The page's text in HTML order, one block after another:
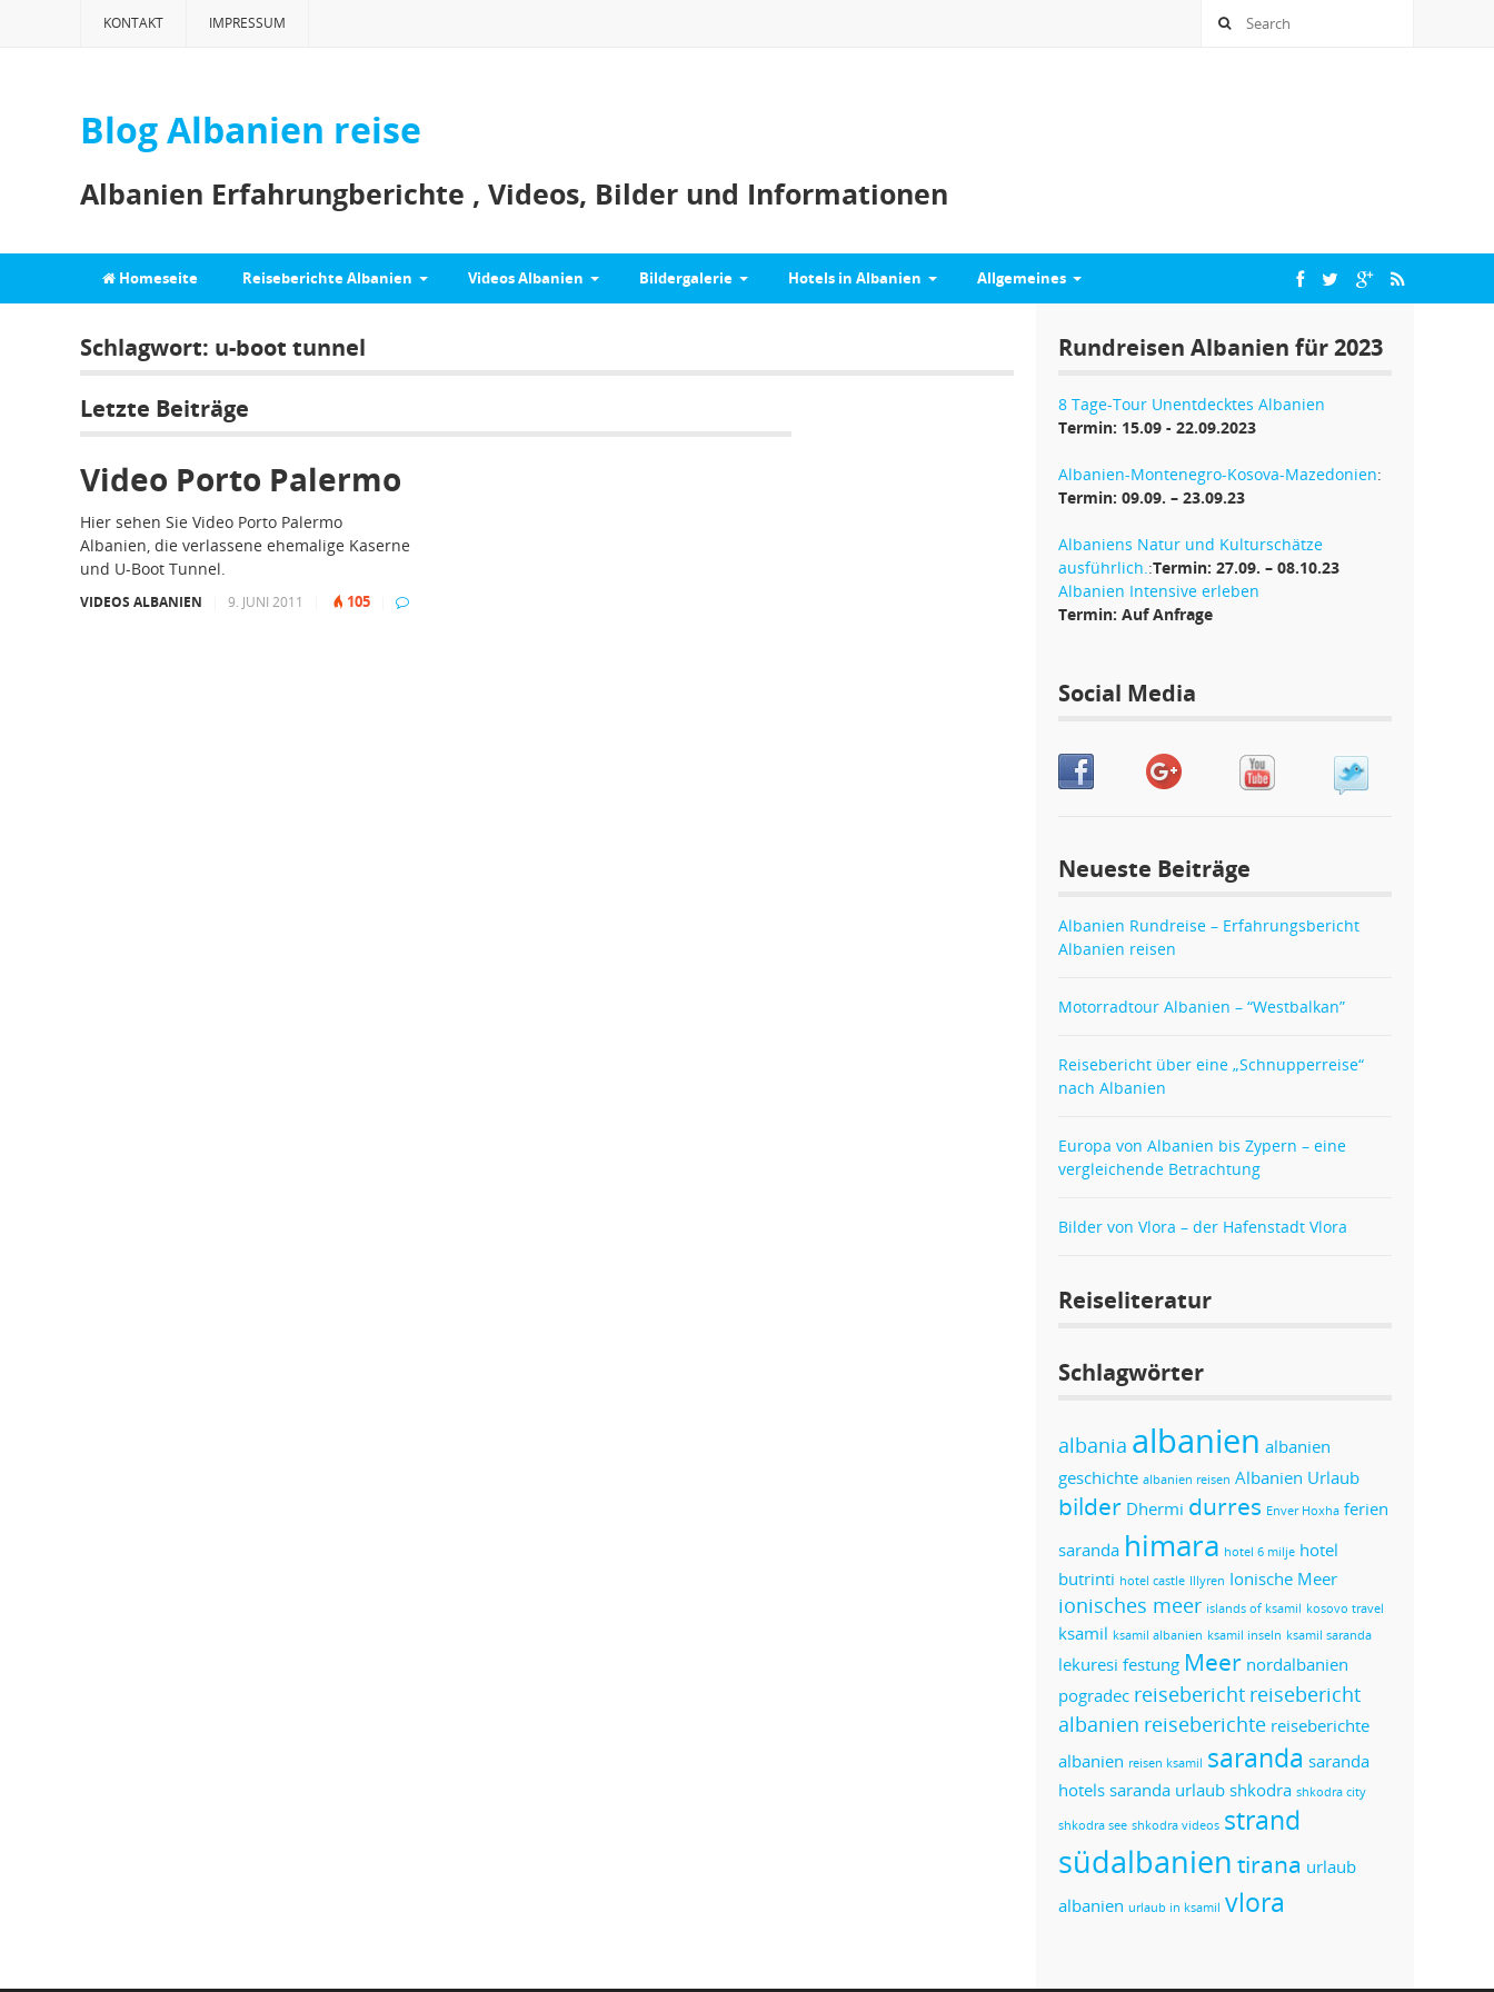
KONTAKT IMPRESSUM
Blog Albanien reise
Albanien Erfahrungberichte , Videos, Bilder und Informationen
Homeseite Reiseberichte Albanien Videos Albanien Bildergalerie Hotels in Albanien Allgemeines
Schlagwort: u-boot tunnel
Letzte Beiträge
Video Porto Palermo
Hier sehen Sie Video Porto Palermo
Albanien, die verlassene ehemalige Kaserne
und U-Boot Tunnel.
VIDEOS ALBANIEN 9. JUNI 2011 105
Rundreisen Albanien für 2023
8 Tage-Tour Unentdecktes Albanien
Termin: 15.09 - 22.09.2023
Albanien-Montenegro-Kosova-Mazedonien:
Termin: 09.09. – 23.09.23
Albaniens Natur und Kulturschätze
ausführlich.:Termin: 27.09. – 08.10.23
Albanien Intensive erleben
Termin: Auf Anfrage
Social Media
Neueste Beiträge
Albanien Rundreise – Erfahrungsbericht
Albanien reisen
Motorradtour Albanien – “Westbalkan”
Reisebericht über eine „Schnupperreise“
nach Albanien
Europa von Albanien bis Zypern – eine
vergleichende Betrachtung
Bilder von Vlora – der Hafenstadt Vlora
Reiseliteratur
Schlagwörter
albania albanien albanien
geschichte albanien reisen Albanien Urlaub
bilder Dhermi durres Enver Hoxha ferien
saranda himara hotel 6 milje hotel
butrinti hotel castle Illyren Ionische Meer
ionisches meer islands of ksamil kosovo travel
ksamil ksamil albanien ksamil inseln ksamil saranda
lekuresi festung Meer nordalbanien
pogradec reisebericht reisebericht
albanien reiseberichte reiseberichte
albanien reisen ksamil saranda saranda
hotels saranda urlaub shkodra shkodra city
shkodra see shkodra videos strand
südalbanien tirana urlaub
albanien urlaub in ksamil vlora